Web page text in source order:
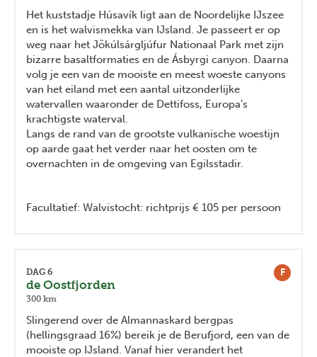
Het kuststadje Húsavík ligt aan de Noordelijke IJszee
en is het walvismekka van IJsland. Je passeert er op
weg naar het Jökúlsárgljúfur Nationaal Park met zijn
bizarre basaltformaties en de Ásbyrgi canyon. Daarna
volg je een van de mooiste en meest woeste canyons
van het eiland met een aantal uitzonderlijke
watervallen waaronder de Dettifoss, Europa’s
krachtigste waterval.
Langs de rand van de grootste vulkanische woestijn
op aarde gaat het verder naar het oosten om te
overnachten in de omgeving van Egilsstadir.
Facultatief: Walvistocht: richtprijs € 105 per persoon
F
DAG 6
de Oostfjorden
300 km
Slingerend over de Almannaskard bergpas
(hellingsgraad 16%) bereik je de Berufjord, een van de
mooiste op IJsland. Vanaf hier verandert het